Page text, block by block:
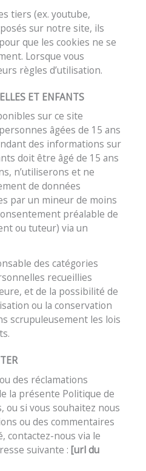
tiers (ex. youtube,
sur notre site, ils
que les cookies ne se
Lorsque vous
règles d’utilisation.
ET ENFANTS
sur ce site
âgées de 15 ans
des informations sur
doit être âgé de 15 ans
n’utiliserons et ne
de données
par un mineur de moins
préalable de
ou tuteur) via un
des catégories
recueillies
et de la possibilité de
ou la conservation
scrupuleusement les lois
des réclamations
la présente Politique de
ou si vous souhaitez nous
ou des commentaires
contactez-nous via le
suivante :[url du